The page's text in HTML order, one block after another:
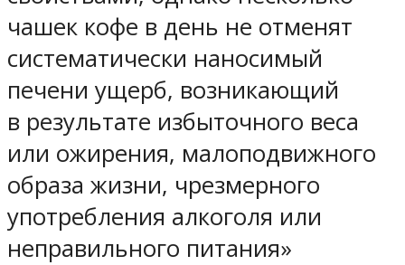
чашек кофе в день не отменят
систематически наносимый
печени ущерб, возникающий
в результате избыточного веса
или ожирения, малоподвижного
образа жизни, чрезмерного
употребления алкоголя или
неправильного питания»